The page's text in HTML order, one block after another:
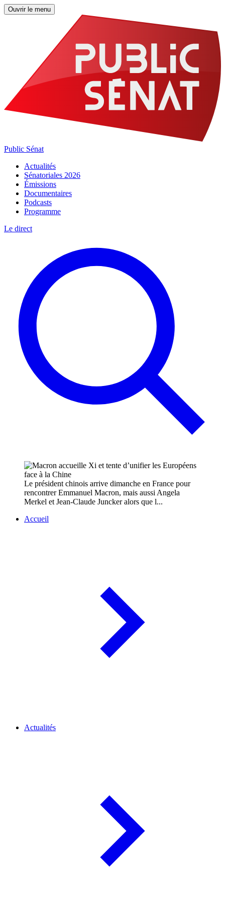
Ouvrir le menu
Public Sénat
Actualités
Sénatoriales 2026
Émissions
Documentaires
Podcasts
Programme
Le direct
Le président chinois arrive dimanche en France pour
rencontrer Emmanuel Macron, mais aussi Angela
Merkel et Jean-Claude Juncker alors que l...
Accueil
Actualités